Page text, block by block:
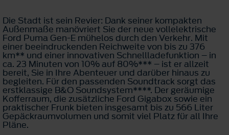
Die Stadt ist sein Revier: Dank seiner kompakten
Außenmaße manövriert Sie der neue vollelektrische
Ford Puma Gen-E mühelos durch den Verkehr. Mit
einer beeindruckenden Reichweite von bis zu 376
km** und einer innovativen Schnellladefunktion – in
ca. 23 Minuten von 10% auf 80%*** – ist er allzeit
bereit, Sie in Ihre Abenteuer und darüber hinaus zu
begleiten. Für den passenden Soundtrack sorgt das
erstklassige B&O Soundsystem****. Der geräumige
Kofferraum, die zusätzliche Ford Gigabox sowie ein
praktischer Frunk bieten insgesamt bis zu 566 Liter
Gepäckraumvolumen und somit viel Platz für all Ihre
Pläne.